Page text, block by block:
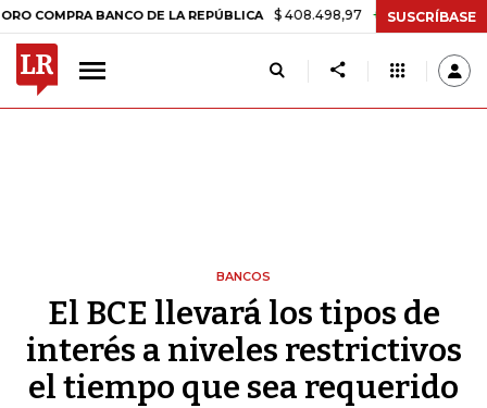
BANCO DE LA REPÚBLICA $ 408.498,97 +$ 8.753,81 +2,19%
SUSCRÍBASE
BANCOS
El BCE llevará los tipos de
interés a niveles restrictivos
el tiempo que sea requerido